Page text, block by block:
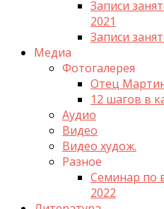
Записи
2021
Записи
Медиа
Фотогалерея
Отец
12 шагов в
Аудио
Видео
Видео худож.
Разное
Семинар по
2022